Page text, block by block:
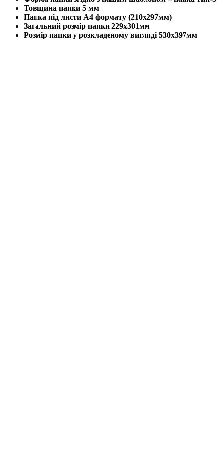
Товщина папки 5 мм
Папка під листи А4 формату (210х297мм)
Загальний розмір папки 229х301мм
Розмір папки у розкладеному вигляді 530х397мм